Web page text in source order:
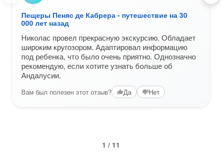
Пещеры Пеняс де Кабрера - путешествие на 30
000 лет назад
Николас провел прекрасную экскурсию. Обладает
широким кругозором. Адаптировал информацию
под ребенка, что было очень приятно. Однозначно
рекомендую, если хотите узнать больше об
Андалусии.
Вам был полезен этот отзыв? Да Нет
1 / 11